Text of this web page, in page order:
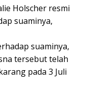
Holscher resmi
suaminya,
suaminya,
tersebut telah
pada 3 Juli